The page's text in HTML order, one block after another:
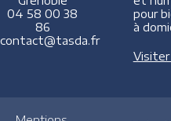
04 58 00 38
86
contact@tasda.fr
pour
à